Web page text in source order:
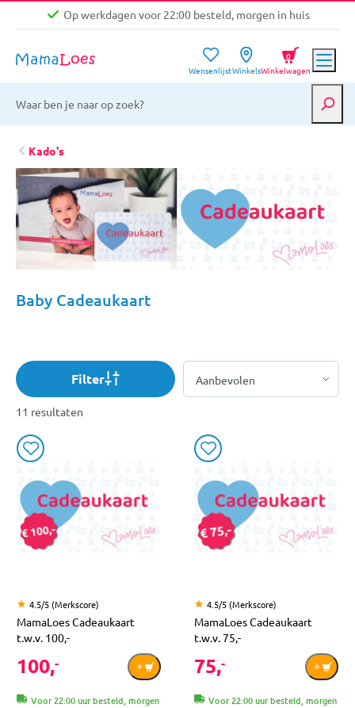
Op werkdagen voor 22:00 besteld, morgen in huis
Gratis verzending vanaf €39,-
Op werkdagen voor 22:00 besteld, morgen in huis
WensenlijstWinkelsWinkelwagen
0
Kado's
Baby Cadeaukaart
Filter
11 resultaten
4.5/5 (Merkscore)
MamaLoes Cadeaukaart
t.w.v. 100,-
100,-
Voor 22:00 uur besteld, morgen
4.5/5 (Merkscore)
MamaLoes Cadeaukaart
t.w.v. 75,-
75,-
Voor 22:00 uur besteld, morgen